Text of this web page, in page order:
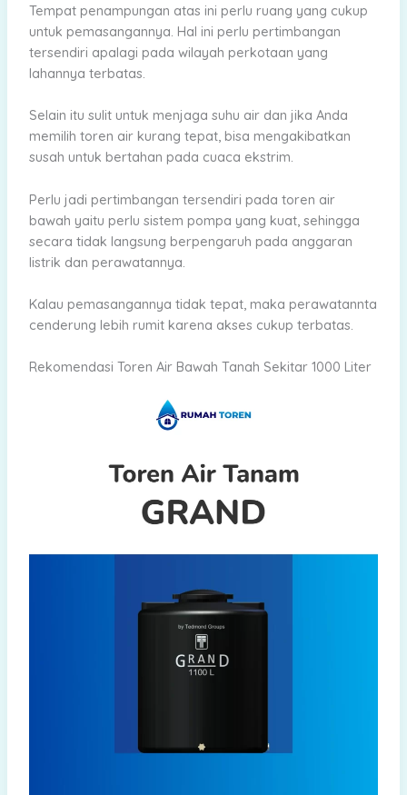
Tempat penampungan atas ini perlu ruang yang cukup
untuk pemasangannya. Hal ini perlu pertimbangan
tersendiri apalagi pada wilayah perkotaan yang
lahannya terbatas.
Selain itu sulit untuk menjaga suhu air dan jika Anda
memilih toren air kurang tepat, bisa mengakibatkan
susah untuk bertahan pada cuaca ekstrim.
Perlu jadi pertimbangan tersendiri pada toren air
bawah yaitu perlu sistem pompa yang kuat, sehingga
secara tidak langsung berpengaruh pada anggaran
listrik dan perawatannya.
Kalau pemasangannya tidak tepat, maka perawatannta
cenderung lebih rumit karena akses cukup terbatas.
Rekomendasi Toren Air Bawah Tanah Sekitar 1000 Liter